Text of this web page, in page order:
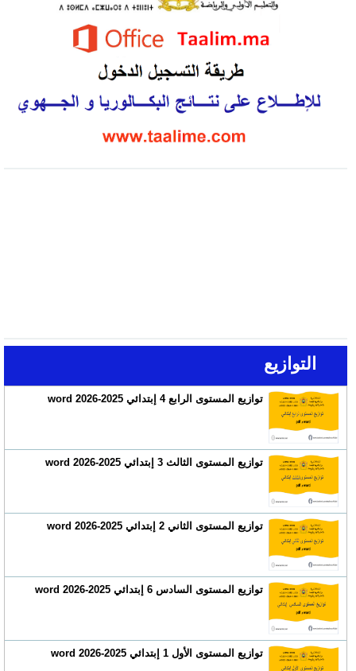
التوازيع
توازيع المستوى الرابع 4 إبتدائي 2025-2026 word
توازيع المستوى الثالث 3 إبتدائي 2025-2026 word
توازيع المستوى الثاني 2 إبتدائي 2025-2026 word
توازيع المستوى السادس 6 إبتدائي 2025-2026 word
توازيع المستوى الأول 1 إبتدائي 2025-2026 word